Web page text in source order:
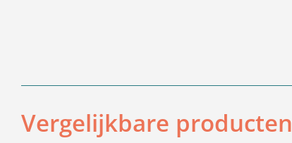
Vergelijkbare producten